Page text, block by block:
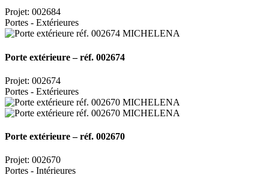
Projet: 002684
Portes - Extérieures
Porte extérieure – réf. 002674
Projet: 002674
Portes - Extérieures
Porte extérieure – réf. 002670
Projet: 002670
Portes - Intérieures